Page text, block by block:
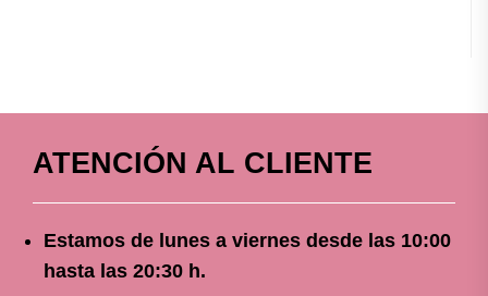
ATENCIÓN AL CLIENTE
Estamos de lunes a viernes desde las 10:00
hasta las 20:30 h.